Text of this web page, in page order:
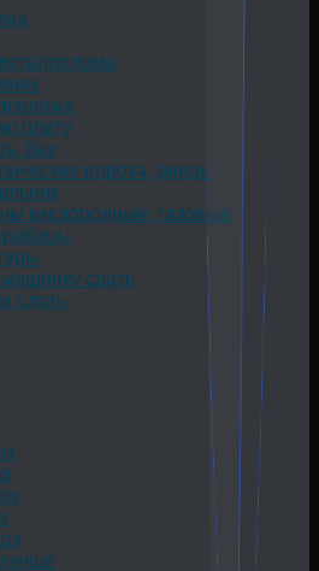
плиту
бак
ворота, дверь
кислородные, газовые
рабицы
сдать
сдать